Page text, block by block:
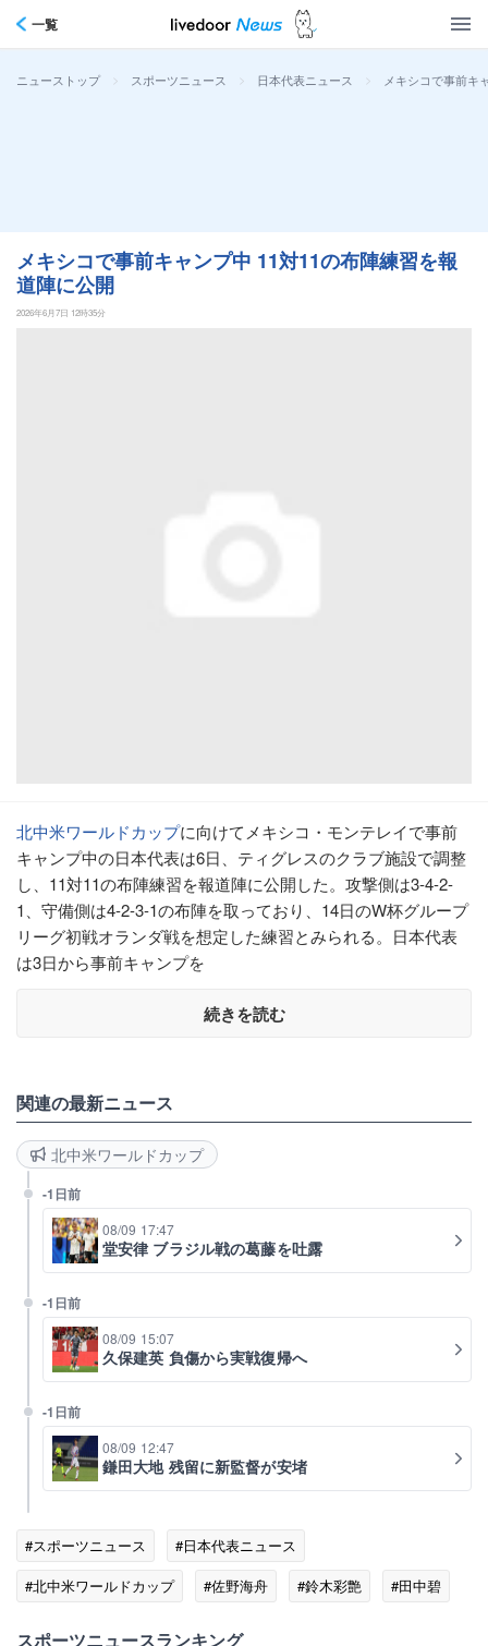
一覧
ニューストップ > スポーツニュース > 日本代表ニュース > メキシコで事前キ
メキシコで事前キャンプ中 11対11の布陣練習を報
道陣に公開
2026年6月7日 12時35分
北中米ワールドカップに向けてメキシコ・モンテレイで事前
キャンプ中の日本代表は6日、ティグレスのクラブ施設で調整
し、11対11の布陣練習を報道陣に公開した。攻撃側は3-4-2-
1、守備側は4-2-3-1の布陣を取っており、14日のW杯グループ
リーグ初戦オランダ戦を想定した練習とみられる。日本代表
は3日から事前キャンプを
続きを読む
関連の最新ニュース
北中米ワールドカップ
-1日前
08/09 17:47
堂安律 ブラジル戦の葛藤を吐露
-1日前
08/09 15:07
久保建英 負傷から実戦復帰へ
-1日前
08/09 12:47
鎌田大地 残留に新監督が安堵
#スポーツニュース
#日本代表ニュース
#北中米ワールドカップ
#佐野海舟 #鈴木彩艶
#田中碧
スポーツニュースランキング